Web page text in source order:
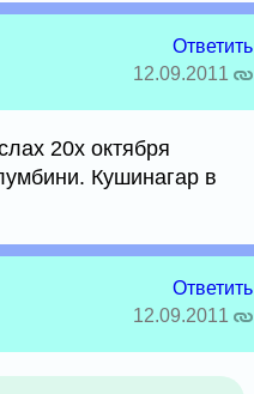
Ответить
12.09.2011
20х октября
Кушинагар в
Ответить
12.09.2011